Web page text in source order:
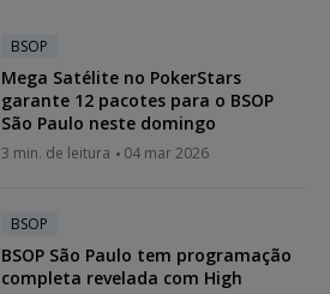
BSOP
Mega Satélite no PokerStars
garante 12 pacotes para o BSOP
São Paulo neste domingo
3 min. de leitura 04 mar 2026
BSOP
BSOP São Paulo tem programação
completa revelada com High